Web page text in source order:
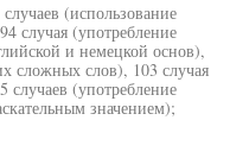
(использование
случая (употребление
и немецкой основ),
сложных слов), 103 случая
случаев (употребление
значением);